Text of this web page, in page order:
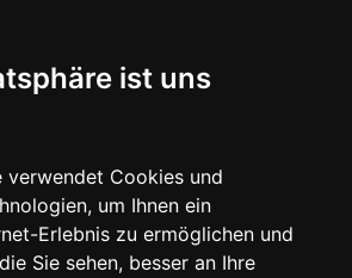
ist uns
verwendet Cookies und
um Ihnen ein
Erlebnis zu ermöglichen und
Sie sehen, besser an Ihre